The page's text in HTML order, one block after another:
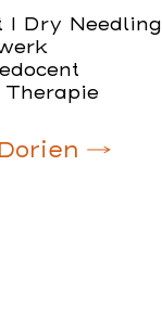
I Dry Needling